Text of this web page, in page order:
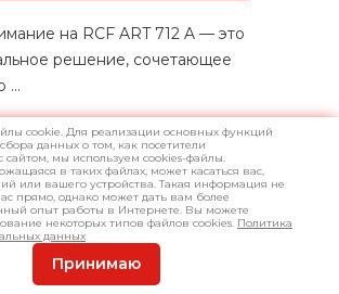
на RCF ART 712 A — это
решение, сочетающее
...
освоить клавишные или
в домашнюю
и
cookie. Для реализации основных функций
данных о том, как посетители
сайтом, мы используем cookies-файлы.
в таких файлах, может касаться вас,
или вашего устройства. Такая информация не
прямо, однако может дать вам более
опыт работы в Интернете. Вы можете
некоторых типов файлов cookies. Политика
данных
Принимаю